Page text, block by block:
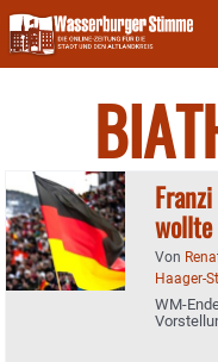
Skip
to
content
Von
Haager-
WM-